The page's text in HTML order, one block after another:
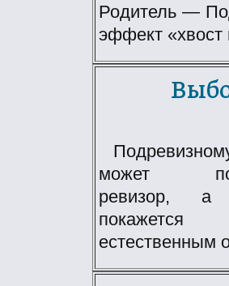
Родитель —
эффект «хвост
может
ревизор, а
естественным